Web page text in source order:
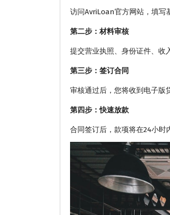
访问AvriLoan官方网站，填写
第二步：材料审核
提交营业执照、身份证件、收
第三步：签订合同
审核通过后，您将收到电子版
第四步：快速放款
合同签订后，款项将在24小时